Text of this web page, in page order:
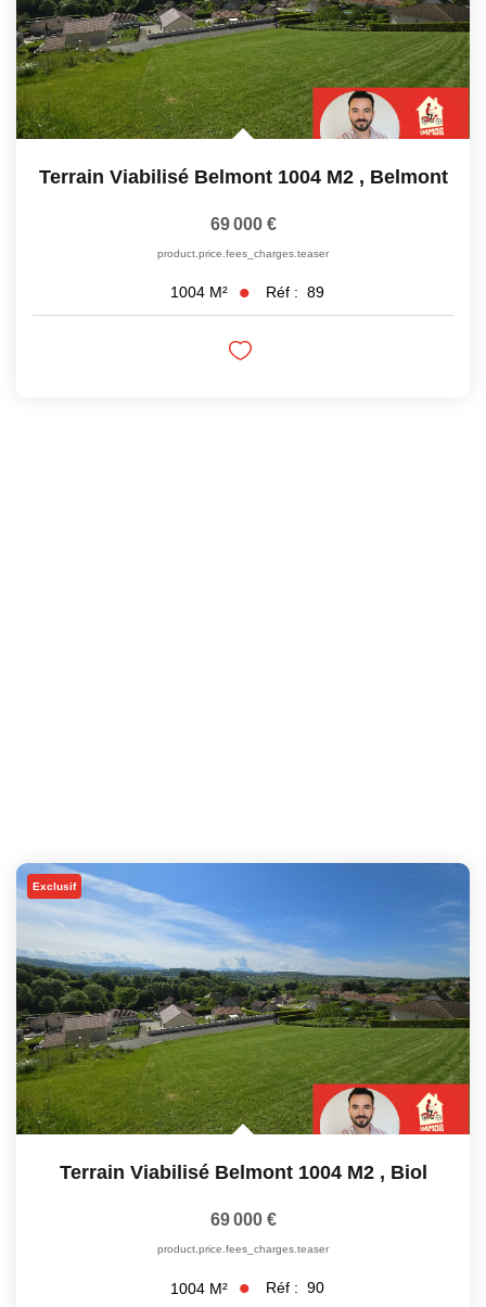
Terrain Viabilisé Belmont 1004 M2 , Belmont
69 000 €
product.price.fees_charges.teaser
1004 M² Réf : 89
Exclusif
Terrain Viabilisé Belmont 1004 M2 , Biol
69 000 €
product.price.fees_charges.teaser
1004 M² Réf : 90